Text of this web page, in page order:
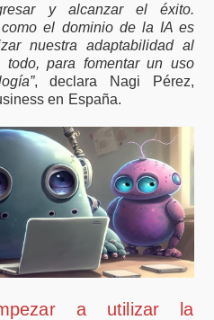
y alcanzar el éxito.
el dominio de la IA es
nuestra adaptabilidad al
todo, para fomentar un uso
, declara Nagi Pérez,
en España.
a utilizar la